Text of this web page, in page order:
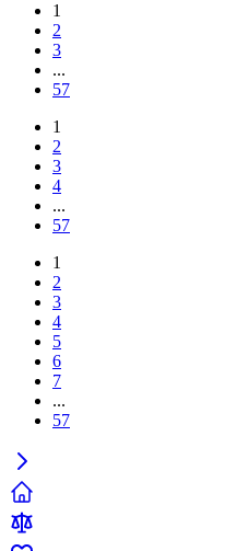
1
2
3
...
57
1
2
3
4
...
57
1
2
3
4
5
6
7
...
57